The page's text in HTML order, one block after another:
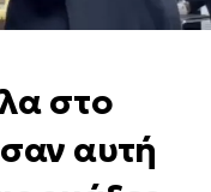
στο
αυτή